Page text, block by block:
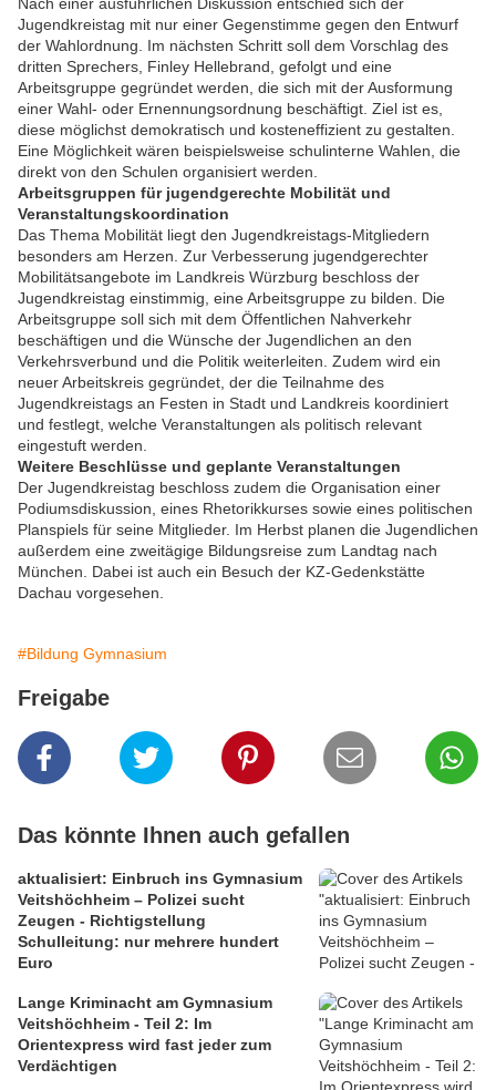
Jugendkreistag mit nur einer Gegenstimme gegen den Entwurf
der Wahlordnung. Im nächsten Schritt soll dem Vorschlag des
dritten Sprechers, Finley Hellebrand, gefolgt und eine
Arbeitsgruppe gegründet werden, die sich mit der Ausformung
einer Wahl- oder Ernennungsordnung beschäftigt. Ziel ist es,
diese möglichst demokratisch und kosteneffizient zu gestalten.
Eine Möglichkeit wären beispielsweise schulinterne Wahlen, die
direkt von den Schulen organisiert werden.
Arbeitsgruppen für jugendgerechte Mobilität und
Veranstaltungskoordination
Das Thema Mobilität liegt den Jugendkreistags-Mitgliedern
besonders am Herzen. Zur Verbesserung jugendgerechter
Mobilitätsangebote im Landkreis Würzburg beschloss der
Jugendkreistag einstimmig, eine Arbeitsgruppe zu bilden. Die
Arbeitsgruppe soll sich mit dem Öffentlichen Nahverkehr
beschäftigen und die Wünsche der Jugendlichen an den
Verkehrsverbund und die Politik weiterleiten. Zudem wird ein
neuer Arbeitskreis gegründet, der die Teilnahme des
Jugendkreistags an Festen in Stadt und Landkreis koordiniert
und festlegt, welche Veranstaltungen als politisch relevant
eingestuft werden.
Weitere Beschlüsse und geplante Veranstaltungen
Der Jugendkreistag beschloss zudem die Organisation einer
Podiumsdiskussion, eines Rhetorikkurses sowie eines politischen
Planspiels für seine Mitglieder. Im Herbst planen die Jugendlichen
außerdem eine zweitägige Bildungsreise zum Landtag nach
München. Dabei ist auch ein Besuch der KZ-Gedenkstätte
Dachau vorgesehen.
#Bildung Gymnasium
Freigabe
Das könnte Ihnen auch gefallen
aktualisiert: Einbruch ins Gymnasium
Veitshöchheim – Polizei sucht
Zeugen - Richtigstellung
Schulleitung: nur mehrere hundert
Euro
Lange Kriminacht am Gymnasium
Veitshöchheim - Teil 2: Im
Orientexpress wird fast jeder zum
Verdächtigen